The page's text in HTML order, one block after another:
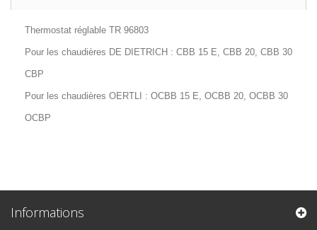
Thermostat réglable TR 96803
Pour les chaudières DE DIETRICH : CBB 15 E, CBB 20, CBB 30
CBP
Pour les chaudières OERTLI : OCBB 15 E, OCBB 20, OCBB 30
OCBP
Informations